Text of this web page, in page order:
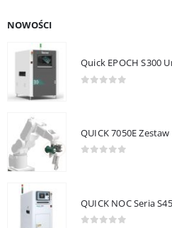
NOWOŚCI
Quick EPOCH S300
QUICK 7050E
QUICK NOC Seria